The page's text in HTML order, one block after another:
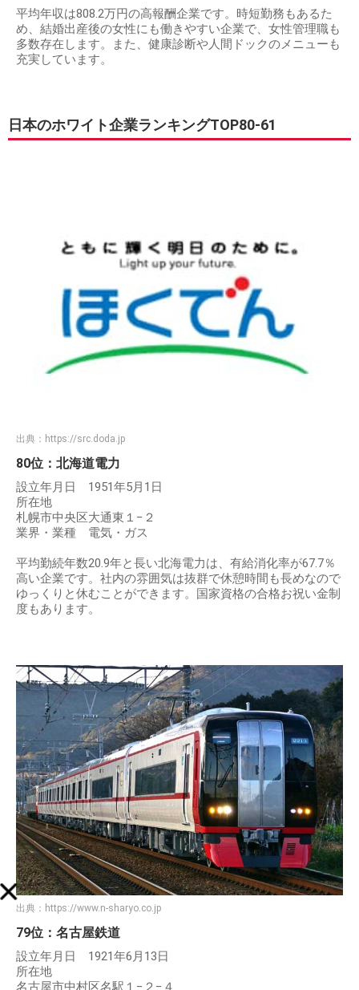
平均年収は808.2万円の高報酬企業です。時短勤務もあるた
め、結婚出産後の女性にも働きやすい企業で、女性管理職も
多数存在します。また、健康診断や人間ドックのメニューも
充実しています。
日本のホワイト企業ランキングTOP80-61
出典： https://src.doda.jp
80位：北海道電力
設立年月日 1951年5月1日
所在地
札幌市中央区大通東１−２
業界・業種 電気・ガス
平均勤続年数20.9年と長い北海電力は、有給消化率が67.7％
高い企業です。社内の雰囲気は抜群で休憩時間も長めなので
ゆっくりと休むことができます。国家資格の合格お祝い金制
度もあります。
出典： https://www.n-sharyo.co.jp
79位：名古屋鉄道
設立年月日 1921年6月13日
所在地
名古屋市中村区名駅１−２−４